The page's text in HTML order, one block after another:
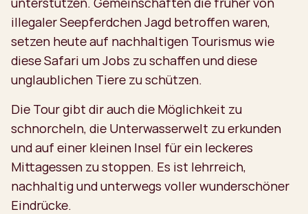
illegaler Seepferdchen Jagd betroffen waren,
setzen heute auf nachhaltigen Tourismus wie
diese Safari um Jobs zu schaffen und diese
unglaublichen Tiere zu schützen.
Die Tour gibt dir auch die Möglichkeit zu
schnorcheln, die Unterwasserwelt zu erkunden
und auf einer kleinen Insel für ein leckeres
Mittagessen zu stoppen. Es ist lehrreich,
nachhaltig und unterwegs voller wunderschöner
Eindrücke.